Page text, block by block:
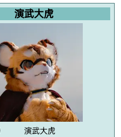
演武大虎
演武大虎